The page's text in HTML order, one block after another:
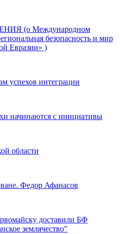
(о Международном
безопасность и мир
Евразии» )
интеграции
начинаются с инициативы
области
Федор Афанасов
доставили БФ
землячество"